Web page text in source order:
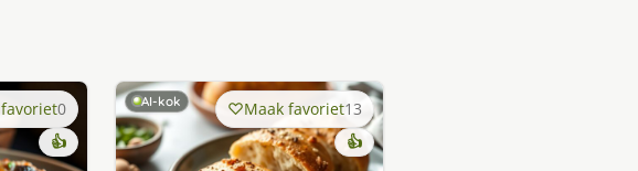
0
👍
AI-kok Maak favoriet13
👍